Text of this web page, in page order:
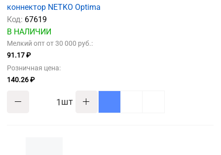
коннектор NETKO Optima
Код: 67619
В НАЛИЧИИ
Мелкий опт от 30 000 руб.:
91.17 ₽
Розничная цена:
140.26 ₽
шт